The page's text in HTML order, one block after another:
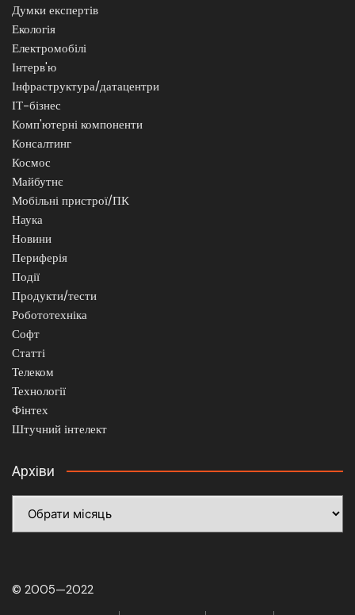
Думки експертів
Екологія
Електромобілі
Інтерв'ю
Інфраструктура/датацентри
ІТ-бізнес
Комп'ютерні компоненти
Консалтинг
Космос
Майбутнє
Мобільні пристрої/ПК
Наука
Новини
Периферія
Події
Продукти/тести
Робототехніка
Софт
Статті
Телеком
Технології
Фінтех
Штучний інтелект
Архіви
© 2005—2022